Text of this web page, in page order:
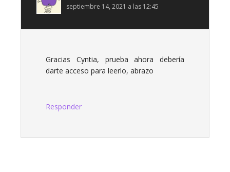
septiembre 14, 2021 a las 12:45
Gracias Cyntia, prueba ahora debería
darte acceso para leerlo, abrazo
Responder